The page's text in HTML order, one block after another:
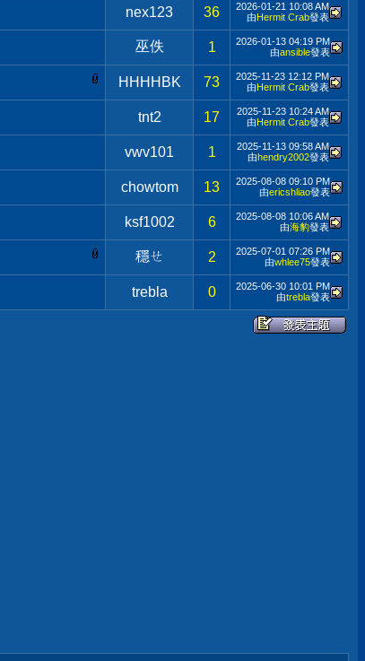
nex123 36 2026-01-21 10:08 AM
由Hermit Crab發表
巫佚 1 2026-01-13 04:19 PM
由ansible發表
HHHHBK 73 2025-11-23 12:12 PM
由Hermit Crab發表
tnt2 17 2025-11-23 10:24 AM
由Hermit Crab發表
vwv101 1 2025-11-13 09:58 AM
由hendry2002發表
chowtom 13 2025-08-08 09:10 PM
由ericshliao發表
ksf1002 6 2025-08-08 10:06 AM
由海豹發表
穩ㄝ 2 2025-07-01 07:26 PM
由whlee75發表
trebla 0 2025-06-30 10:01 PM
由trebla發表